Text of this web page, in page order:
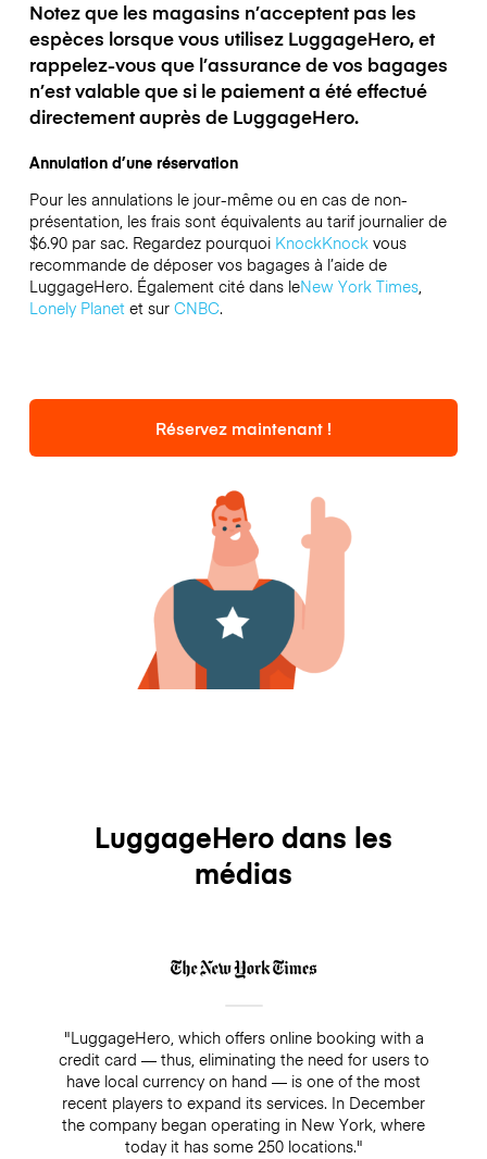
Notez que les magasins n’acceptent pas les
espèces lorsque vous utilisez LuggageHero, et
rappelez-vous que l’assurance de vos bagages
n’est valable que si le paiement a été effectué
directement auprès de LuggageHero.
Annulation d’une réservation
Pour les annulations le jour-même ou en cas de non-
présentation, les frais sont équivalents au tarif journalier de
$6.90 par sac. Regardez pourquoi KnockKnockvous
recommande de déposer vos bagages à l’aide de
LuggageHero. Également cité dans leNew York Times,
Lonely Planetet sur CNBC.
Réservez maintenant !
LuggageHero dans les
médias
"LuggageHero, which offers online booking with a
credit card — thus, eliminating the need for users to
have local currency on hand — is one of the most
recent players to expand its services. In December
the company began operating in New York, where
today it has some 250 locations."